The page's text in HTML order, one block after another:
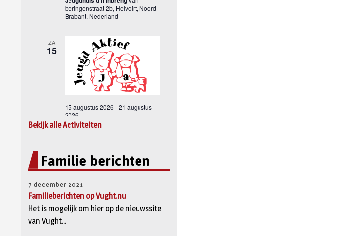
Bekijk alle Activiteiten
Familie berichten
7 december 2021
Familieberichten op Vught.nu
Het is mogelijk om hier op de nieuwssite
van Vught...